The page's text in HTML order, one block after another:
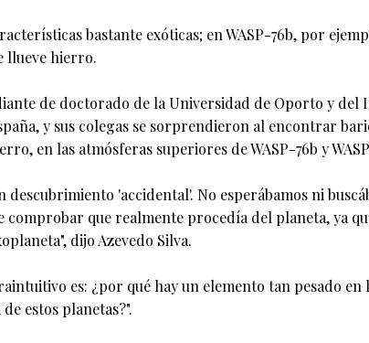
bastante exóticas; en WASP-76b, por
llueve hierro.
de doctorado de la Universidad de Oporto y del
y sus colegas se sorprendieron al encontrar
en las atmósferas superiores de WASP-76b y
descubrimiento 'accidental'. No esperábamos ni
comprobar que realmente procedía del planeta, ya
dijo Azevedo Silva.
es: ¿por qué hay un elemento tan pesado en
estos planetas?".